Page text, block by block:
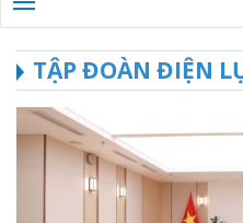
TẬP ĐOÀN ĐIỆN